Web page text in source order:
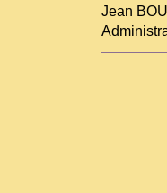
Jean